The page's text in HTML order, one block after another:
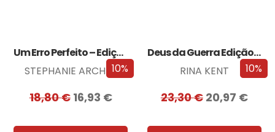
10%
Um Erro Perfeito – Edição com EDGES
STEPHANIE ARCHER
18,80€ 16,93 €
10%
Deus da Guerra Edição com EDGES
RINA KENT
23,30€ 20,97 €